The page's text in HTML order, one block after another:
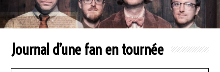
Journal d’une fan en tournée